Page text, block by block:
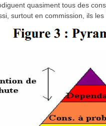
quasiment tous des
surtout en commission, ils